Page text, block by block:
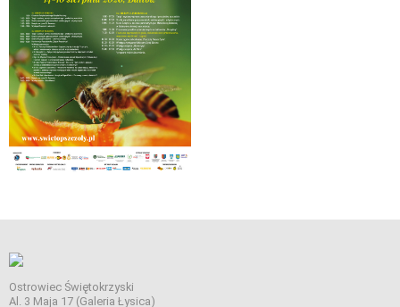
Ostrowiec Świętokrzyski
Al. 3 Maja 17 (Galeria Łysica)